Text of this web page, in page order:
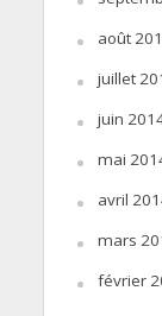
août
juillet
juin
mai
avril
mars
février